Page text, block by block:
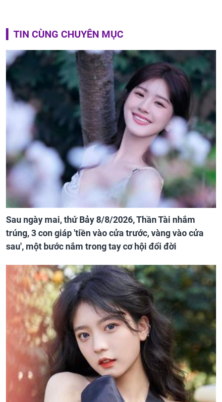
TIN CÙNG CHUYÊN MỤC
Sau ngày mai, thứ Bảy 8/8/2026, Thần Tài nhắm
trúng, 3 con giáp 'tiền vào cửa trước, vàng vào cửa
sau', một bước nắm trong tay cơ hội đổi đời